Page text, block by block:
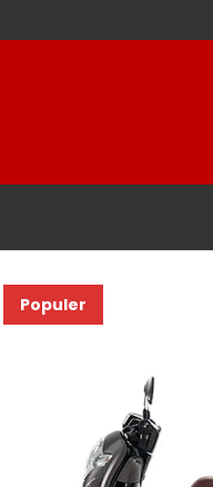
Populer